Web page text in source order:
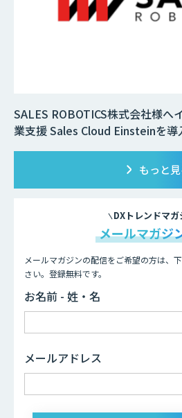
SALES ROBOTICS株式会社様へ
業支援 Sales Cloud Einsteinを導
もっと
DXトレンドマガ
メールマガジ
メールマガジンの配信をご希望の方は、
さい。登録無料です。
お名前 - 姓・名
メールアドレス